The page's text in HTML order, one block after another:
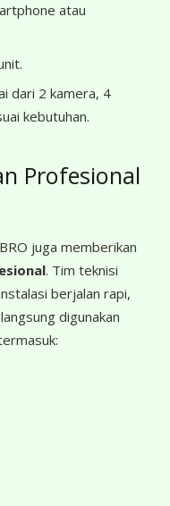
atau
dari 2 kamera, 4
kebutuhan.
Profesional
juga memberikan
. Tim teknisi
berjalan rapi,
digunakan